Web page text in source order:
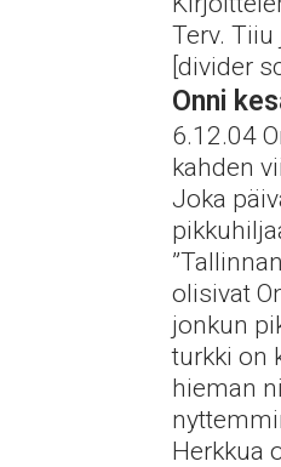
Terv. Tiiu
[divider
Onni
6.12.04
kahden
Joka
olisivat
jonkun
turkki on
hieman
Herkkua